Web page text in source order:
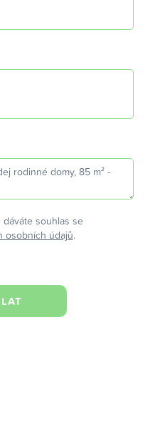
souhlas se
osobních údajů.